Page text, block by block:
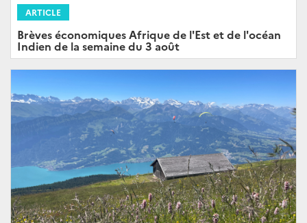
ARTICLE
Brèves économiques Afrique de l'Est et de l'océan
Indien de la semaine du 3 août